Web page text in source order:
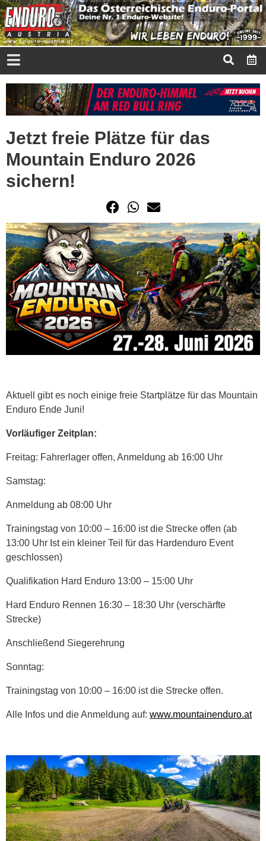
Jetzt freie Plätze für das
Mountain Enduro 2026
sichern!
Aktuell gibt es noch einige freie Startplätze für das Mountain
Enduro Ende Juni!
Vorläufiger Zeitplan:
Freitag: Fahrerlager offen, Anmeldung ab 16:00 Uhr
Samstag:
Anmeldung ab 08:00 Uhr
Trainingstag von 10:00 – 16:00 ist die Strecke offen (ab
13:00 Uhr Ist ein kleiner Teil für das Hardenduro Event
geschlossen)
Qualifikation Hard Enduro 13:00 – 15:00 Uhr
Hard Enduro Rennen 16:30 – 18:30 Uhr (verschärfte
Strecke)
Anschließend Siegerehrung
Sonntag:
Trainingstag von 10:00 – 16:00 ist die Strecke offen.
Alle Infos und die Anmeldung auf: www.mountainenduro.at